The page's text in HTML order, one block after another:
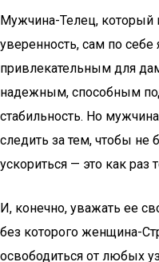
Мужчина-Телец, который
уверенность, сам по себе
привлекательным для
надежным, способным
стабильность. Но
следить за тем, чтобы
ускориться — это как раз
И, конечно, уважать ее
без которого женщина-
освободиться от любых